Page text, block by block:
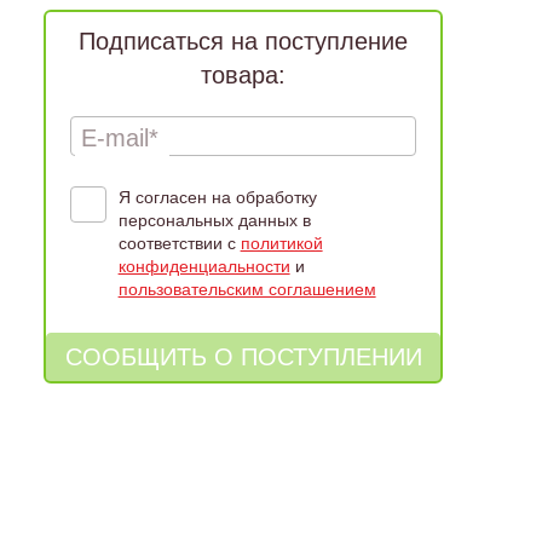
Подписаться на поступление
товара:
E-mail*
Я согласен на обработку
персональных данных в
соответствии с политикой
конфиденциальности и
пользовательским соглашением